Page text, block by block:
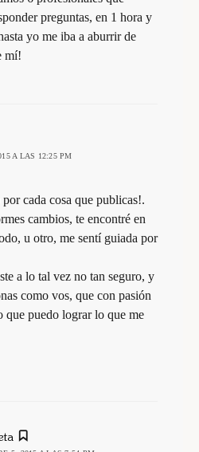
preguntas, en 1 hora y
yo me iba a aburrir de
mí!
A LAS 12:25 PM
cada cosa que publicas!.
cambios, te encontré en
u otro, me sentí guiada por
a lo tal vez no tan seguro, y
como vos, que con pasión
que puedo lograr lo que me